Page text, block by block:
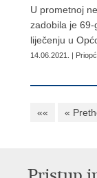
U prometnoj
zadobila je
liječenju u
14.06.2021. |
«« «